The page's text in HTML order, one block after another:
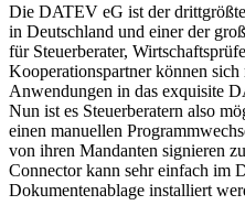
Die DATEV eG ist der
in Deutschland und einer der
für Steuerberater,
Kooperationspartner können
Anwendungen in das exquisite
Nun ist es Steuerberatern also
einen manuellen
von ihren Mandanten signieren
Connector kann sehr einfach im
Dokumentenablage installiert